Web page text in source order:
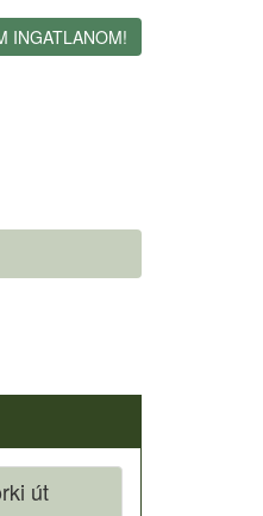
INGATLANOM!
út